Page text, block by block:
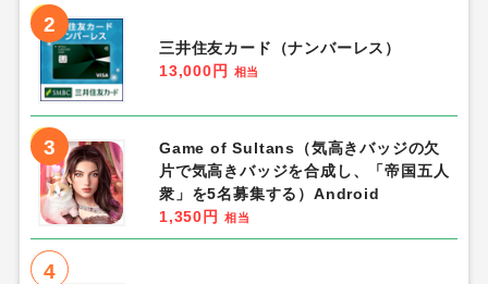
2
三井住友カード（ナンバーレス）
13,000円
相当
3
Game of Sultans（気高きバッジの欠
片で気高きバッジを合成し、「帝国五人
衆」を5名募集する）Android
1,350円
相当
4